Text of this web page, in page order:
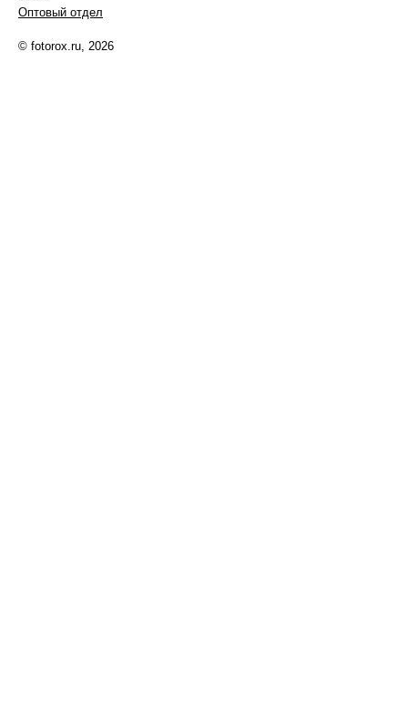
Оптовый отдел
© fotorox.ru, 2026